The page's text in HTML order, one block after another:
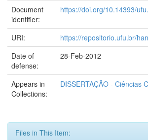
Document
identifier:
https://doi.org/10.14393/
URI:
https://repositorio.ufu.br/
Date of
defense:
28-Feb-2012
Appears in
Collections:
DISSERTAÇÃO - Ciências
Files in This Item: